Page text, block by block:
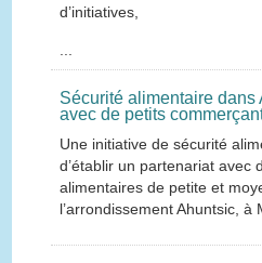
d’initiatives,
Sécurité alimentaire dans
avec de petits
Une initiative de sécurité
d’établir un partenariat avec
alimentaires de petite et
l’arrondissement Ahuntsic, à